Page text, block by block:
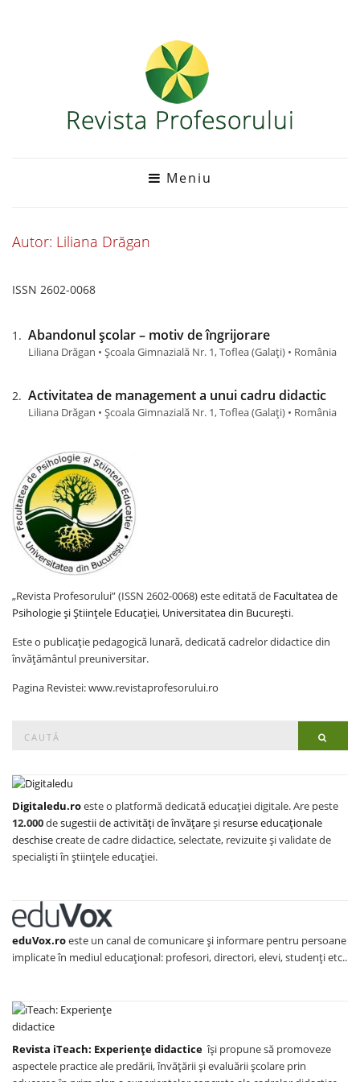
Meniu
Autor: Liliana Drăgan
ISSN 2602-0068
Abandonul școlar – motiv de îngrijorare
Liliana Drăgan • Școala Gimnazială Nr. 1, Toflea (Galaţi) • România
Activitatea de management a unui cadru didactic
Liliana Drăgan • Școala Gimnazială Nr. 1, Toflea (Galaţi) • România
„Revista Profesorului” (ISSN 2602-0068) este editată de Facultatea de
Psihologie și Științele Educației, Universitatea din București.
Este o publicație pedagogică lunară, dedicată cadrelor didactice din
învățământul preuniversitar.
Pagina Revistei: www.revistaprofesorului.ro
for:
Digitaledu.roeste o platformă dedicată educației digitale. Are peste
12.000desugestii de activități de învățareși resurse educaționale
deschisecreate de cadre didactice, selectate, revizuite și validate de
specialiști în științele educației.
eduVox.roeste un canal de comunicare și informare pentru persoane
implicate în mediul educațional: profesori, directori, elevi, studenți etc..
Revista iTeach: Experienţe didactice îşi propune să promoveze
aspectele practice ale predării, învăţării şi evaluării şcolare prin